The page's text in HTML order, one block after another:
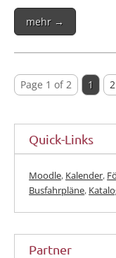
mehr →
Page 1 of 2 1 2
Quick-Links
Moodle, Kalender,
Busfahrpläne,
Partner